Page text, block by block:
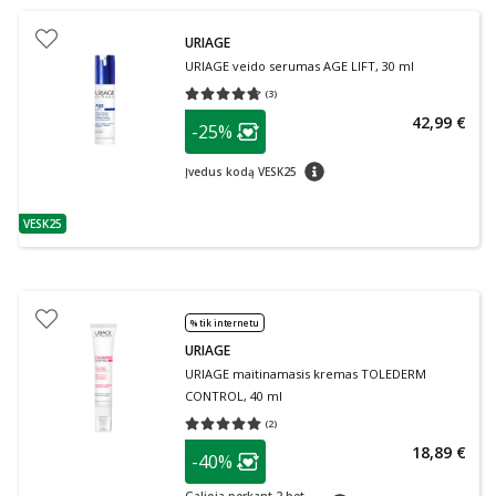
patarimas
VESK25
URIAGE
URIAGE veido serumas AGE LIFT, 30 ml
(3)
Vidutinis įvertinimas 4.67
patarimas
Lojalumo klubo narių nuolaida
-25%
Įvedus kodą VESK25 patarimas
42,99 €
% tik internetu
URIAGE
URIAGE maitinamasis kremas TOLEDERM
CONTROL, 40 ml
(2)
Vidutinis įvertinimas 5.00
patarimas
Lojalumo klubo narių nuolaida
-40% 18,89 €